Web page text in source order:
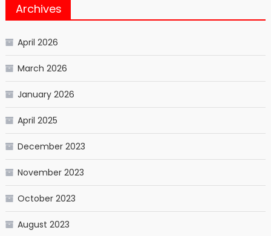
Archives
April 2026
March 2026
January 2026
April 2025
December 2023
November 2023
October 2023
August 2023